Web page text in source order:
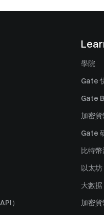
）
學院
Gate
Gate
加密
Gate
比特
以太坊
大數据
加密